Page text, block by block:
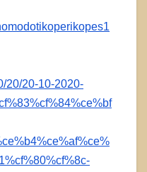
20/20-10-2020-